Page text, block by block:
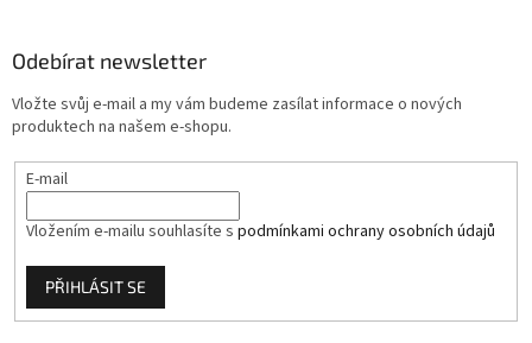
Odebírat newsletter
Vložte svůj e-mail a my vám budeme zasílat informace o nových
produktech na našem e-shopu.
E-mail
Vložením e-mailu souhlasíte s podmínkami ochrany osobních údajů
PŘIHLÁSIT SE